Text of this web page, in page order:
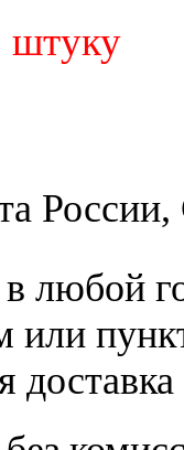
штуку
любой